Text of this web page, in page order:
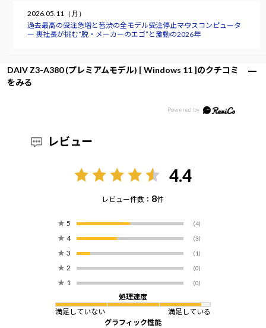
2026.05.11（月）
過去最高の受注急増と苦渋の全モデル受注停止――マウスコンピュータ
ー 軣社長が挑む“脱・メーカーのエゴ”と激動の2026年
DAIV Z3-A380 (プレミアムモデル) [ Windows 11 ]のクチコミ
をみる
レビュー
4.4
レビュー件数： 8件
★ 5 (4)
★ 4 (3)
★ 3 (1)
★ 2 (0)
★ 1 (0)
処理速度
満足していない
満足している
グラフィック性能